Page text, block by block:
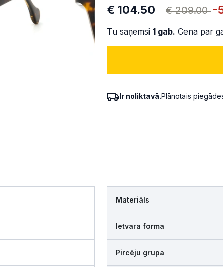
€ 104.50 € 209.00 -
Tu saņemsi 1 gab. Cena par
Ir noliktavā.Plānotais
Materiāls
Ietvara forma
Pircēju grupa